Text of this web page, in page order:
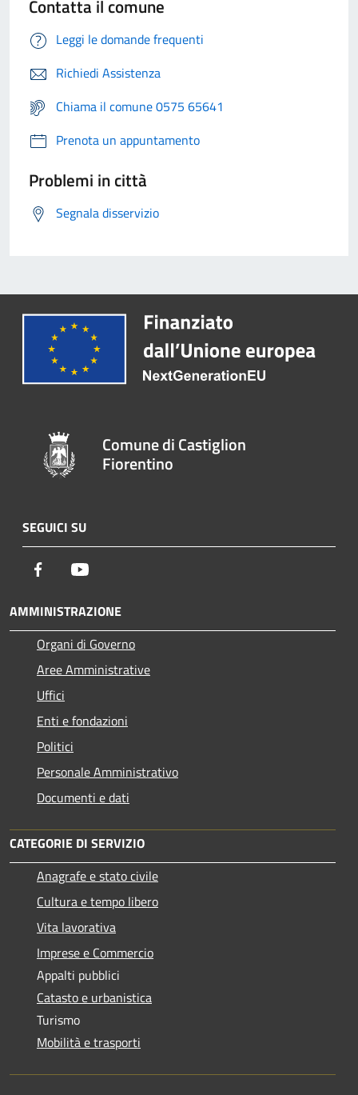
Contatta il comune
Leggi le domande frequenti
Richiedi Assistenza
Chiama il comune 0575 65641
Prenota un appuntamento
Problemi in città
Segnala disservizio
Comune di Castiglion
Fiorentino
SEGUICI SU
Facebook
AMMINISTRAZIONE
Organi di Governo
Aree Amministrative
Uffici
Enti e fondazioni
Politici
Personale Amministrativo
Documenti e dati
CATEGORIE DI SERVIZIO
Anagrafe e stato civile
Cultura e tempo libero
Vita lavorativa
Imprese e Commercio
Appalti pubblici
Catasto e urbanistica
Turismo
Mobilità e trasporti